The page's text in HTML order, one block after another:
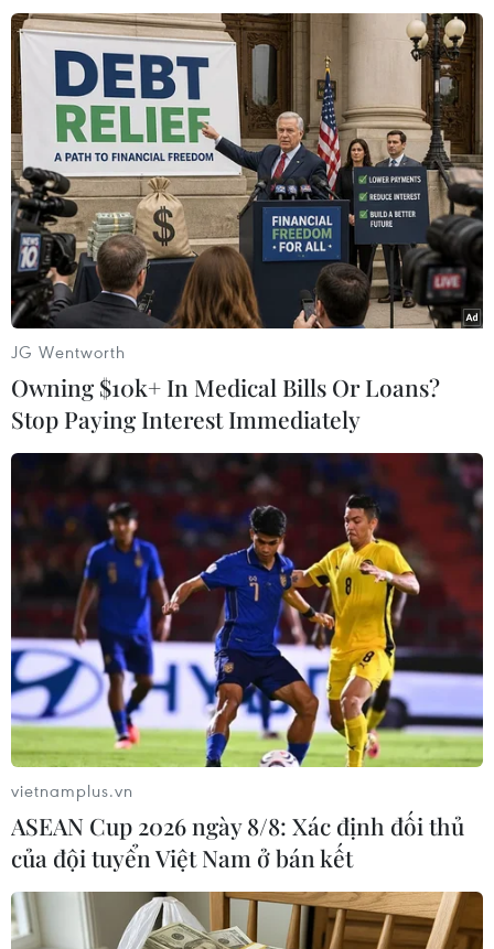
Vĩnh Tuy đến Ngã Tư Sở gồm cầu chính và cầu dẫn kết nối với
các tuyến đường bên dưới, hệ thống chiếu sáng, thoát nước,
tường chắn, hệ thống biển báo. (Ảnh: Tuấn Anh/TTXVN)
Dự án hoàn thành và đi vào khai thác sẽ giúp giảm ùn tắc giao
thông cho đường Trường Chinh, Đại La, Minh Khai... góp phần
hoàn thiện quy hoạch giao thông của Hà Nội. (Ảnh: Tuấn
Anh/TTXVN)
JG Wentworth
Owning $10k+ In Medical Bills Or Loans?
Stop Paying Interest Immediately
vietnamplus.vn
ASEAN Cup 2026 ngày 8/8: Xác định đối thủ
của đội tuyển Việt Nam ở bán kết